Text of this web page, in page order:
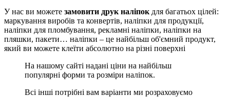
У нас ви можете замовити друк наліпок для багатьох цілей:
маркування виробів та конвертів, наліпки для продукції,
наліпки для пломбування, рекламні наліпки, наліпки на
пляшки, пакети… наліпки – це найбільш об'ємний продукт,
який ви можете клеїти абсолютно на різні поверхні
На нашому сайті надані ціни на найбільш
популярні форми та розміри наліпок.
Всі інші потрібні вам варіанти ми розраховуємо